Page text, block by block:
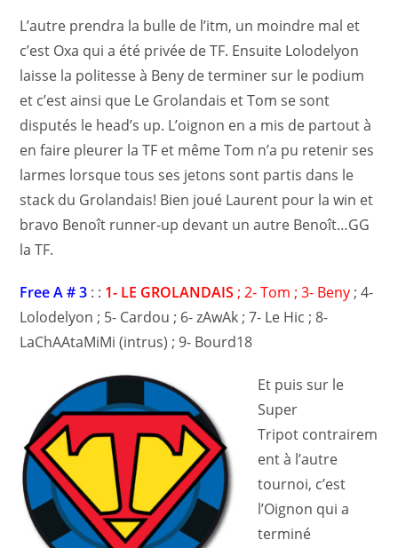
L’autre prendra la bulle de l’itm, un moindre mal et
c’est Oxa qui a été privée de TF. Ensuite Lolodelyon
laisse la politesse à Beny de terminer sur le podium
et c’est ainsi que Le Grolandais et Tom se sont
disputés le head’s up. L’oignon en a mis de partout à
en faire pleurer la TF et même Tom n’a pu retenir ses
larmes lorsque tous ses jetons sont partis dans le
stack du Grolandais! Bien joué Laurent pour la win et
bravo Benoît runner-up devant un autre Benoît…GG
la TF.
Free A # 3 : : 1- LE GROLANDAIS ; 2- Tom ; 3- Beny ; 4-
Lolodelyon ; 5- Cardou ; 6- zAwAk ; 7- Le Hic ; 8-
LaChAAtaMiMi (intrus) ; 9- Bourd18
Et puis sur le
Super
Tripot contrairem
ent à l’autre
tournoi, c’est
l’Oignon qui a
terminé